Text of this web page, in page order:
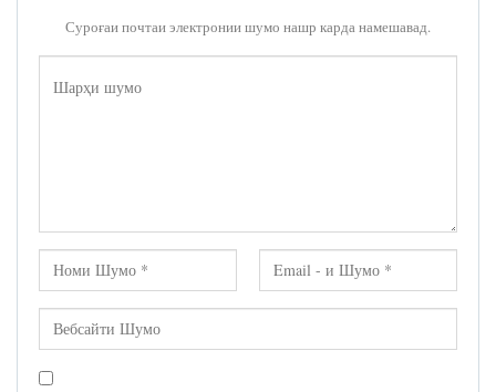
Суроғаи почтаи электронии шумо нашр карда намешавад.